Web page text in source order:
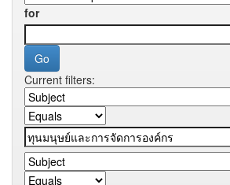
for
Current filters: